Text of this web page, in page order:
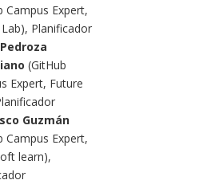
Campus Expert,
Planificador
(GitHub
Expert, Future
Guzmán
Campus Expert,
learn),